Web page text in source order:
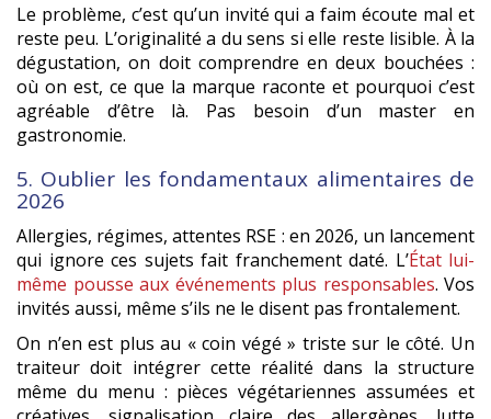
Le problème, c’est qu’un invité qui a faim écoute mal et
reste peu. L’originalité a du sens si elle reste lisible. À la
dégustation, on doit comprendre en deux bouchées :
où on est, ce que la marque raconte et pourquoi c’est
agréable d’être là. Pas besoin d’un master en
gastronomie.
5. Oublier les fondamentaux alimentaires de
2026
Allergies, régimes, attentes RSE : en 2026, un lancement
qui ignore ces sujets fait franchement daté. L’État lui-
même pousse aux événements plus responsables. Vos
invités aussi, même s’ils ne le disent pas frontalement.
On n’en est plus au « coin végé » triste sur le côté. Un
traiteur doit intégrer cette réalité dans la structure
même du menu : pièces végétariennes assumées et